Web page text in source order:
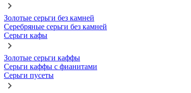
Золотые серьги без камней
Серебряные серьги без камней
Серьги кафы
Золотые серьги каффы
Серьги каффы с фианитами
Серьги пусеты